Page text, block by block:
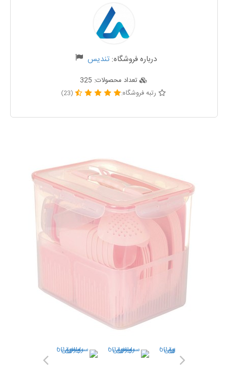
درباره فروشگاه: تندیس
تعداد محصولات: 325
رتبه فروشگاه:
(23)